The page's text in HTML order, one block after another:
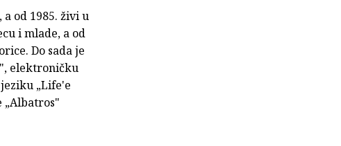
od 1985. živi u
i mlade, a od
Do sada je
elektroničku
„Life'e
„Albatros"